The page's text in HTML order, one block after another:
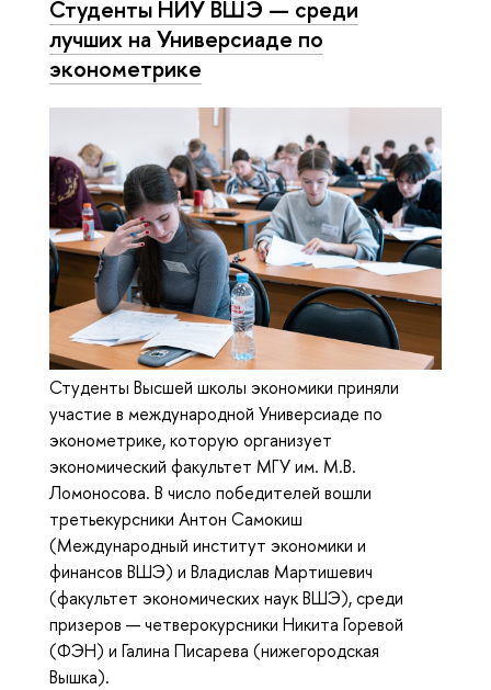
Студенты НИУ ВШЭ — среди
лучших на Универсиаде по
эконометрике
Студенты Высшей школы экономики приняли
участие в международной Универсиаде по
эконометрике, которую организует
экономический факультет МГУ им. М.В.
Ломоносова. В число победителей вошли
третьекурсники Антон Самокиш
(Международный институт экономики и
финансов ВШЭ) и Владислав Мартишевич
(факультет экономических наук ВШЭ), среди
призеров — четверокурсники Никита Горевой
(ФЭН) и Галина Писарева (нижегородская
Вышка).